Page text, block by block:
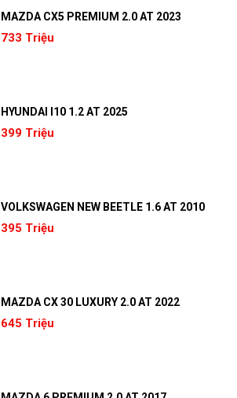
MAZDA CX5 PREMIUM 2.0 AT 2023
733 Triệu
HYUNDAI I10 1.2 AT 2025
399 Triệu
VOLKSWAGEN NEW BEETLE 1.6 AT 2010
395 Triệu
MAZDA CX 30 LUXURY 2.0 AT 2022
645 Triệu